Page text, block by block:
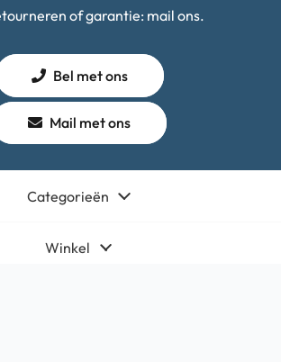
of garantie: mail ons.
Bel met ons
Mail met ons
Categorieën
Winkel